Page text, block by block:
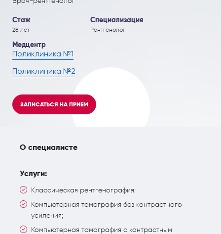
Кардиология
Колопроктология
Лечебный массаж
Мануальная терапия
Неврология
Рефлекторная терапия (рефлексотерапия)
Травматология и ортопедия
Урология и андрология
Физиотерапия
Флебология
Стаж
28 лет
Специализация
Рентгенолог
Медцентр
Поликлиника №1
Поликлиника №2
ЗАПИСАТЬСЯ НА ПРИЕМ
О специалисте
Услуги:
Классическая рентгенография;
Компьютерная томография без контрастного
усиления;
Компьютерная томография с контрастным